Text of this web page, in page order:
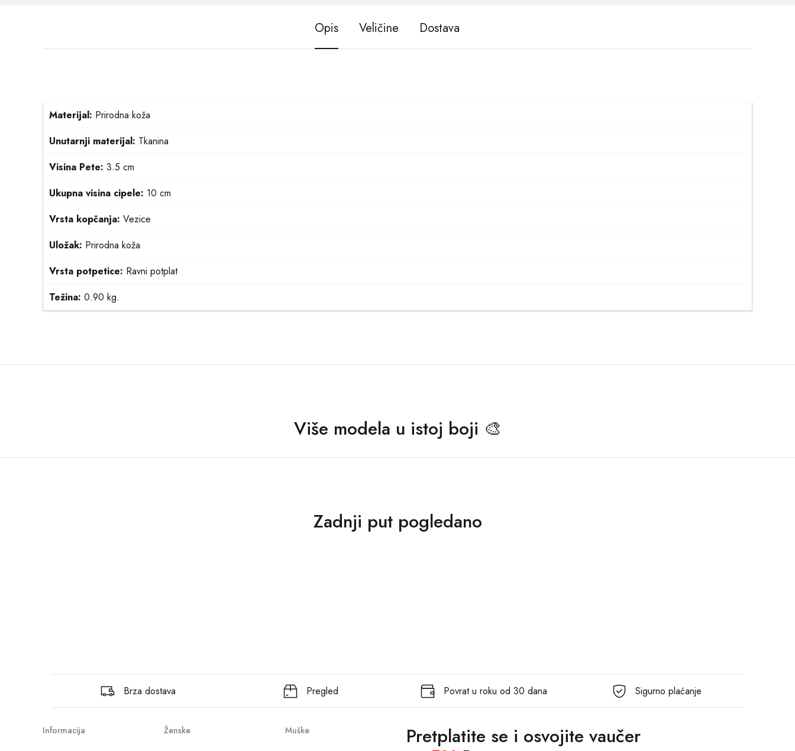
Opis Veličine Dostava
Materijal: Prirodna koža
Unutarnji materijal: Tkanina
Visina Pete: 3.5 cm
Ukupna visina cipele: 10 cm
Vrsta kopčanja: Vezice
Uložak: Prirodna koža
Vrsta potpetice: Ravni potplat
Težina: 0.90 kg.
Više modela u istoj boji 🎨
Zadnji put pogledano
Brza dostava Pregled Povrat u roku od 30 dana Sigurno plaćanje
Informacija Ženske Muške
Pretplatite se i osvojite vaučer